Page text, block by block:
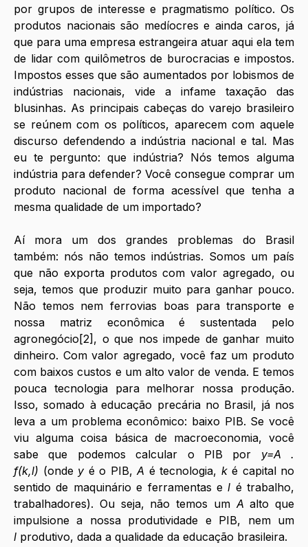
por grupos de interesse e pragmatismo político. Os
produtos nacionais são medíocres e ainda caros, já
que para uma empresa estrangeira atuar aqui ela tem
de lidar com quilômetros de burocracias e impostos.
Impostos esses que são aumentados por lobismos de
indústrias nacionais, vide a infame taxação das
blusinhas. As principais cabeças do varejo brasileiro
se reúnem com os políticos, aparecem com aquele
discurso defendendo a indústria nacional e tal. Mas
eu te pergunto: que indústria? Nós temos alguma
indústria para defender? Você consegue comprar um
produto nacional de forma acessível que tenha a
mesma qualidade de um importado?
Aí mora um dos grandes problemas do Brasil
também: nós não temos indústrias. Somos um país
que não exporta produtos com valor agregado, ou
seja, temos que produzir muito para ganhar pouco.
Não temos nem ferrovias boas para transporte e
nossa matriz econômica é sustentada pelo
agronegócio[2], o que nos impede de ganhar muito
dinheiro. Com valor agregado, você faz um produto
com baixos custos e um alto valor de venda. E temos
pouca tecnologia para melhorar nossa produção.
Isso, somado à educação precária no Brasil, já nos
leva a um problema econômico: baixo PIB. Se você
viu alguma coisa básica de macroeconomia, você
sabe que podemos calcular o PIB por y=A .
f(k,l) (onde y é o PIB, A é tecnologia, k é capital no
sentido de maquinário e ferramentas e l é trabalho,
trabalhadores). Ou seja, não temos um A alto que
l produtivo, dada a qualidade da educação brasileira.